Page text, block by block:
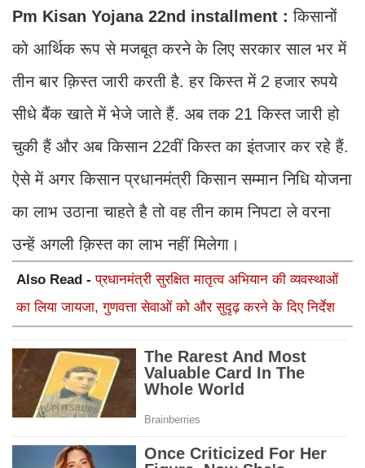
Pm Kisan Yojana 22nd installment : किसानों
को आर्थिक रूप से मजबूत करने के लिए सरकार साल भर में
तीन बार क़िस्त जारी करती है. हर किस्त में 2 हजार रुपये
सीधे बैंक खाते में भेजे जाते हैं. अब तक 21 किस्त जारी हो
चुकी हैं और अब किसान 22वीं किस्त का इंतजार कर रहे हैं.
ऐसे में अगर किसान प्रधानमंत्री किसान सम्मान निधि योजना
का लाभ उठाना चाहते है तो वह तीन काम निपटा ले वरना
उन्हें अगली क़िस्त का लाभ नहीं मिलेगा।
Also Read -प्रधानमंत्री सुरक्षित मातृत्व अभियान की व्यवस्थाओं
का लिया जायजा, गुणवत्ता सेवाओं को और सुदृढ़ करने के दिए निर्देश